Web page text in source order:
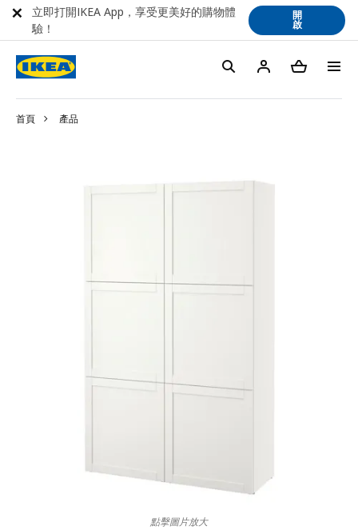
首頁 產品
點擊圖片放大
立即打開IKEA App，享受更美好的購物體
驗！
開
啟